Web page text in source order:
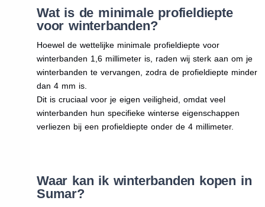
Wat is de minimale profieldiepte
voor winterbanden?
Hoewel de wettelijke minimale profieldiepte voor
winterbanden 1,6 millimeter is, raden wij sterk aan om je
winterbanden te vervangen, zodra de profieldiepte minder
dan 4 mm is.
Dit is cruciaal voor je eigen veiligheid, omdat veel
winterbanden hun specifieke winterse eigenschappen
verliezen bij een profieldiepte onder de 4 millimeter.
Waar kan ik winterbanden kopen in
Sumar?